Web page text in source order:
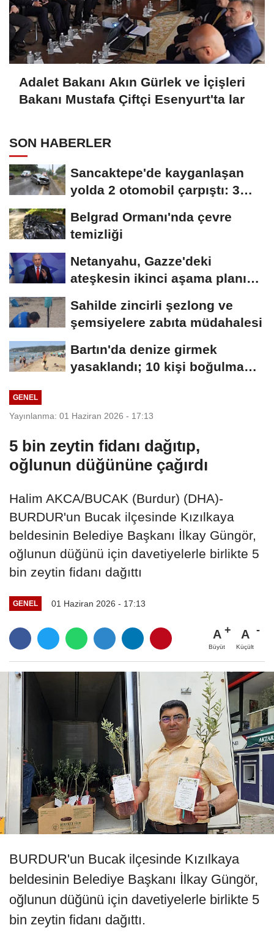
Adalet Bakanı Akın Gürlek ve İçişleri
Bakanı Mustafa Çiftçi Esenyurt'ta lar
SON HABERLER
Sancaktepe'de kayganlaşan
yolda 2 otomobil çarpıştı: 3
Belgrad Ormanı'nda çevre
temizliği
Netanyahu, Gazze'deki
ateşkesin ikinci aşama planını
Sahilde zincirli şezlong ve
şemsiyelere zabıta müdahalesi
Bartın'da denize girmek
yasaklandı; 10 kişi boğulma
GENEL
Yayınlanma: 01 Haziran 2026 - 17:13
5 bin zeytin fidanı dağıtıp,
oğlunun düğününe çağırdı
Halim AKCA/BUCAK (Burdur) (DHA)-
BURDUR'un Bucak ilçesinde Kızılkaya
beldesinin Belediye Başkanı İlkay Güngör,
oğlunun düğünü için davetiyelerle birlikte 5
bin zeytin fidanı dağıttı
GENEL 01 Haziran 2026 - 17:13
A
Büyüt
A
Küçült
BURDUR'un Bucak ilçesinde Kızılkaya
beldesinin Belediye Başkanı İlkay Güngör,
oğlunun düğünü için davetiyelerle birlikte 5
bin zeytin fidanı dağıttı.